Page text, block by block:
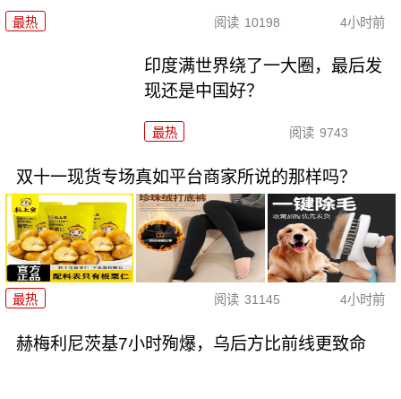
最热 阅读 10198 4小时前
印度满世界绕了一大圈，最后发
现还是中国好？
最热 阅读 9743
双十一现货专场真如平台商家所说的那样吗？
最热 阅读 31145 4小时前
赫梅利尼茨基7小时殉爆，乌后方比前线更致命